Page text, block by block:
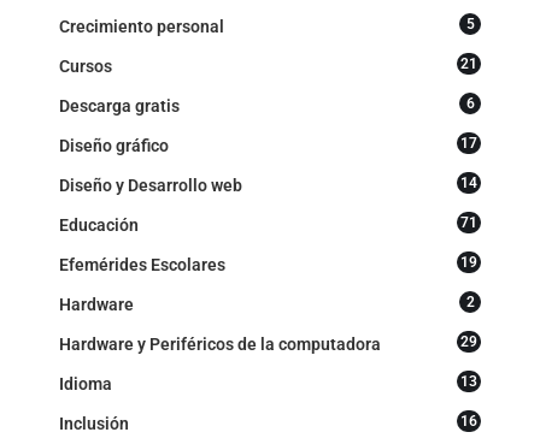
Crecimiento personal 5
Cursos 21
Descarga gratis 6
Diseño gráfico 17
Diseño y Desarrollo web 14
Educación 71
Efemérides Escolares 19
Hardware 2
Hardware y Periféricos de la computadora 29
Idioma 13
Inclusión 16